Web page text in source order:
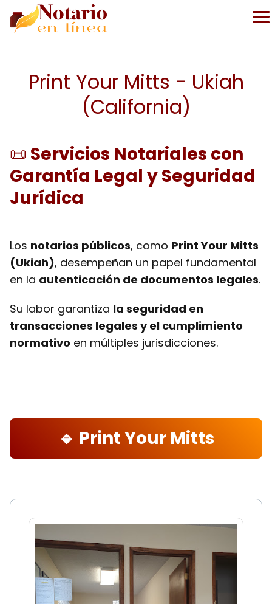
Print Your Mitts - Ukiah
(California)
📜 Servicios Notariales con
Garantía Legal y Seguridad
Jurídica
Los notarios públicos, como Print Your Mitts
(Ukiah), desempeñan un papel fundamental
en la autenticación de documentos legales.
Su labor garantiza la seguridad en
transacciones legales y el cumplimiento
normativo en múltiples jurisdicciones.
🔹 Print Your Mitts